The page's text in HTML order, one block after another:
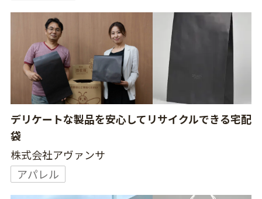
デリケートな製品を安心してリサイクルできる宅配
袋
株式会社アヴァンサ
アパレル